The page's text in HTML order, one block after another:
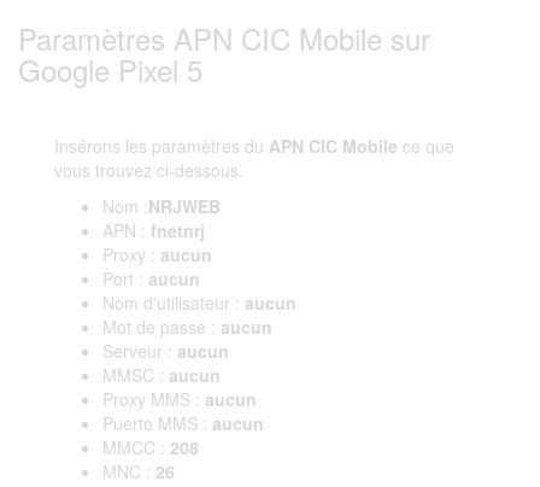
Paramètres APN CIC Mobile sur
Google Pixel 5
Insérons les paramètres du APN CIC Mobile ce que
vous trouvez ci-dessous.
Nom :NRJWEB
APN : fnetnrj
Proxy : aucun
Port : aucun
Nom d'utilisateur : aucun
Mot de passe : aucun
Serveur : aucun
MMSC : aucun
Proxy MMS : aucun
Puerto MMS : aucun
MMCC : 208
MNC : 26